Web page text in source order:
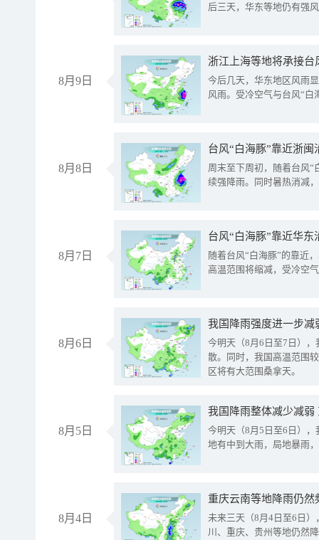
后三天，华东等地仍有强
8月9日
浙江上海等地将承接台
今后几天，华东地区风雨
风雨。受冷空气与台风“白
8月8日
台风“白海豚”靠近浙
周末至下周初，随着台风“
续强降雨。同时暑热消减
8月7日
台风“白海豚”靠近华
随着台风“白海豚”的靠近
高温范围将缩减，受冷空
8月6日
今明天（8月6日至7日）
散。同时，我国高温范围
区将有大范围桑拿天。
8月5日
我国降雨整体减少减弱
今明天（8月5日至6日）
地有中到大雨，局地暴雨
8月4日
重庆云南等地降雨仍然
未来三天（8月4日至6日
川、重庆、贵州等地仍然